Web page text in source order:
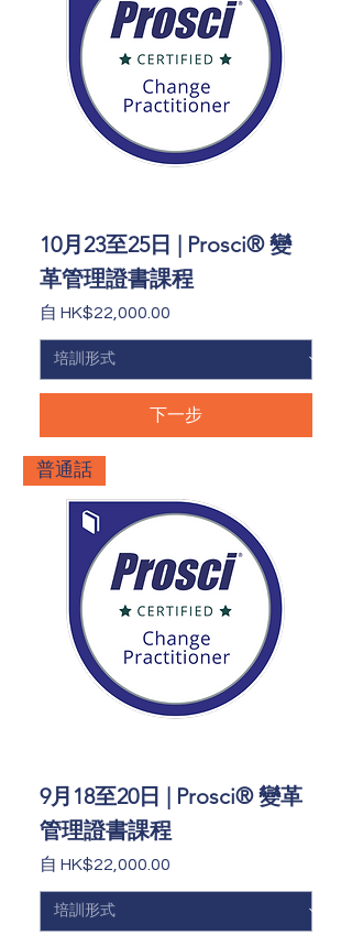
10月23至25日 | Prosci® 變
革管理證書課程
自 HK$22,000.00
促銷價格
下一步
普通話
9月18至20日 | Prosci® 變革
管理證書課程
自 HK$22,000.00
促銷價格